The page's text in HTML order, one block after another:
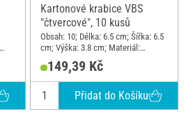
Kartonové krabice VBS
"čtvercové", 10 kusů
Obsah: 10; Délka: 6.5 cm; Šířka: 6.5
cm; Výška: 3.8 cm; Materiál:
Papírová hmota
149,39 Kč
Přidat do Košíku